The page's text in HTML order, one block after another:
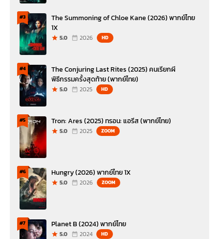
#3
The Summoning of Chloe Kane (2026) พากย์ไทย
1X
5.0 2026 HD
#4
The Conjuring Last Rites (2025) คนเรียกผี
พิธีกรรมครั้งสุดท้าย (พากย์ไทย)
5.0 2025 HD
#5 Tron: Ares (2025) ทรอน: แอรีส (พากย์ไทย)
5.0 2025 ZOOM
#6 Hungry (2026) พากย์ไทย 1X
5.0 2026 ZOOM
#7 Planet B (2024) พากย์ไทย
5.0 2024 HD